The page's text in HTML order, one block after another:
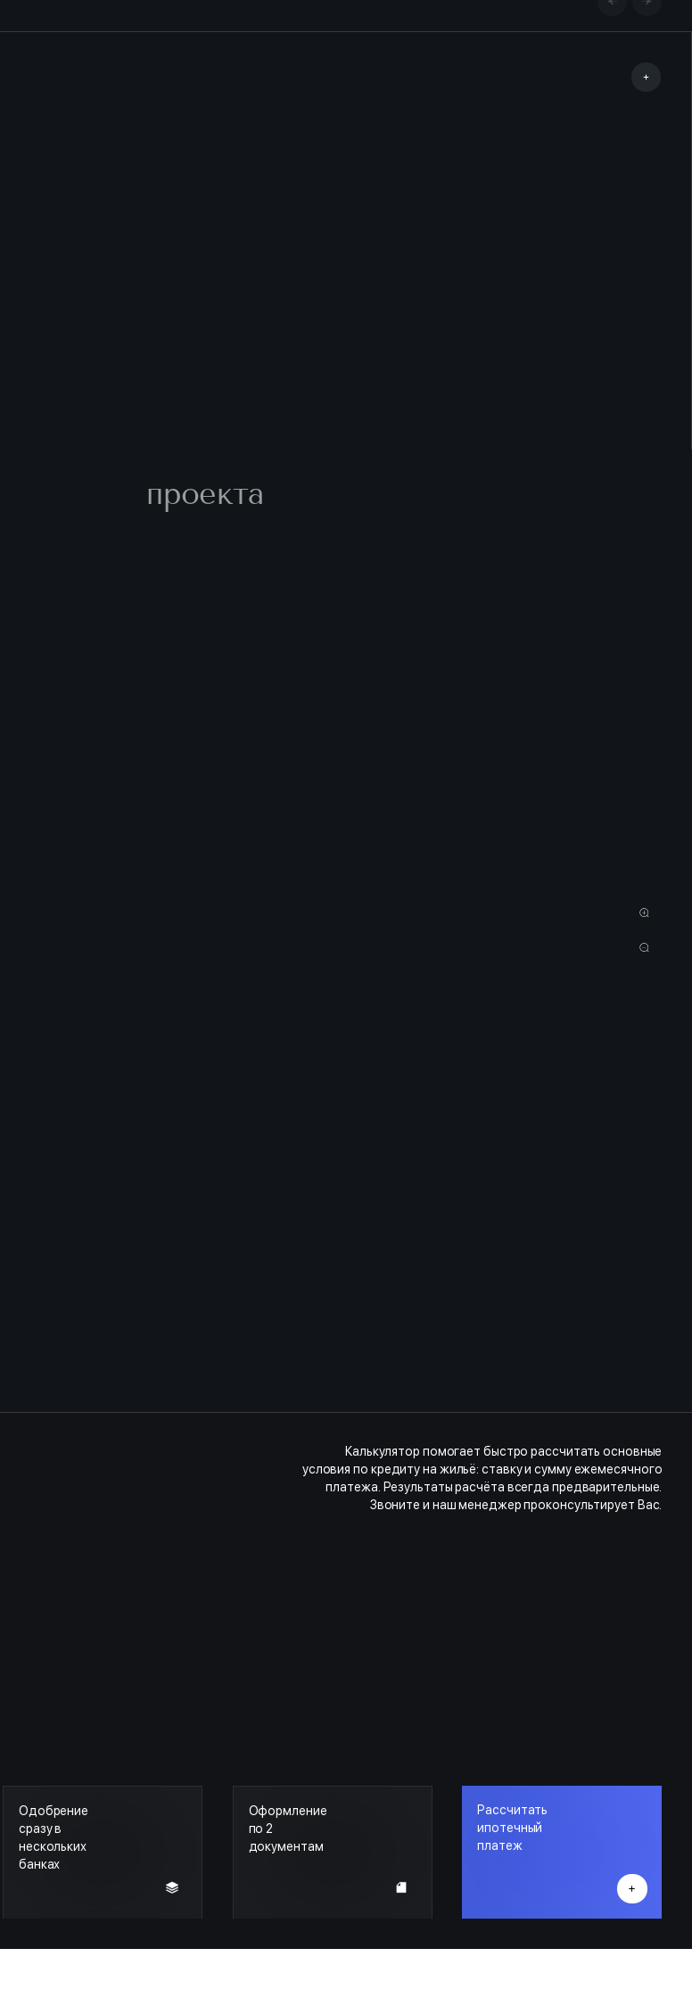
проекта
Калькулятор помогает быстро рассчитать основные
условия по кредиту на жильё: ставку и сумму ежемесячного
платежа. Результаты расчёта всегда предварительные.
Звоните и наш менеджер проконсультирует Вас.
Одобрение
сразу в
нескольких
банках
Оформление
по 2
документам
Рассчитать
ипотечный
платеж